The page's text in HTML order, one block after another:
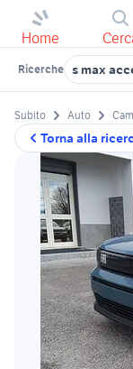
Home
Ricerche s max
Torna alla
Subito Auto